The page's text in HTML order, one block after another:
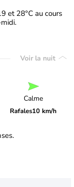
et 28°C au cours
Voir la nuit
Calme
Rafales10 km/h